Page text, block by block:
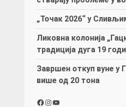
„Точак 2026“ у
Ликовна колонија
традиција дуга 19
Завршен откуп вуне у
више од 20 тона
Facebook
Instagram
YouTube